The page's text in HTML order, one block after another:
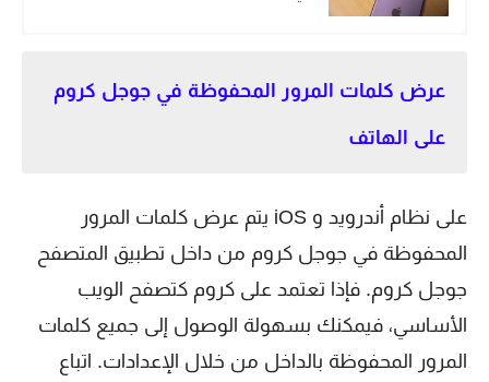
عرض كلمات المرور المحفوظة في جوجل كروم
على الهاتف
على نظام أندرويد و iOS يتم عرض كلمات المرور
المحفوظة في جوجل كروم من داخل تطبيق المتصفح
جوجل كروم. فإذا تعتمد على كروم كتصفح الويب
الأساسي، فيمكنك بسهولة الوصول إلى جميع كلمات
المرور المحفوظة بالداخل من خلال الإعدادات. اتباع